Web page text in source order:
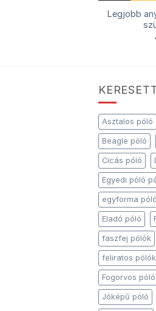
Legjobb
Asztalos póló
Beagle póló
Cicás póló
Egyedi póló
egyforma
Eladó póló
faszfej pólók
feliratos
Fogorvos póló
Jóképű póló